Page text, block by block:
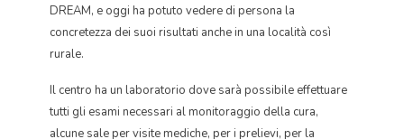
DREAM, e oggi ha potuto vedere di persona la
concretezza dei suoi risultati anche in una località così
rurale.
Il centro ha un laboratorio dove sarà possibile effettuare
tutti gli esami necessari al monitoraggio della cura,
alcune sale per visite mediche, per i prelievi, per la